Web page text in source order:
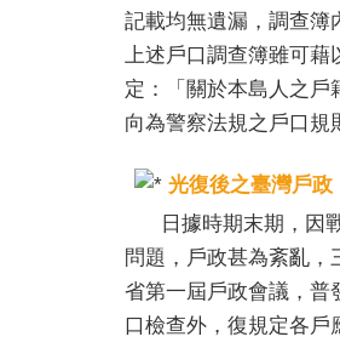
記載均無遺漏，調查簿
上述戶口調查簿雖可藉
定：「關於本島人之戶
向為警察法規之戶口規
光復後之臺灣戶政
日據時期末期，因戰
問題，戶政甚為紊亂
省第一屆戶政會議，普
口檢查外，復規定各戶